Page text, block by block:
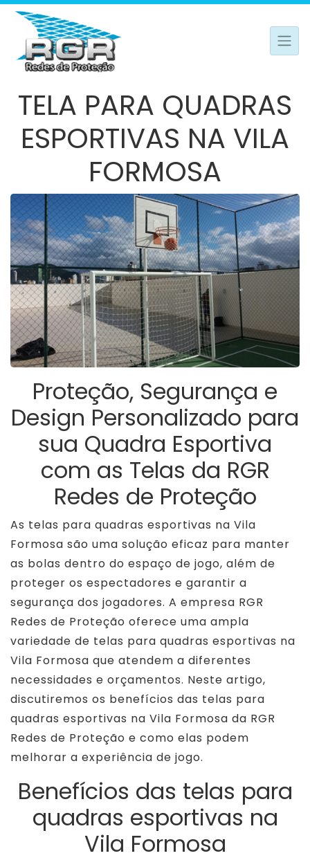
TELA PARA QUADRAS
ESPORTIVAS NA VILA
FORMOSA
Proteção, Segurança e
Design Personalizado para
sua Quadra Esportiva
com as Telas da RGR
Redes de Proteção
As telas para quadras esportivas na Vila
Formosa são uma solução eficaz para manter
as bolas dentro do espaço de jogo, além de
proteger os espectadores e garantir a
segurança dos jogadores. A empresa RGR
Redes de Proteção oferece uma ampla
variedade de telas para quadras esportivas na
Vila Formosa que atendem a diferentes
necessidades e orçamentos. Neste artigo,
discutiremos os benefícios das telas para
quadras esportivas na Vila Formosa da RGR
Redes de Proteção e como elas podem
melhorar a experiência de jogo.
Benefícios das telas para
quadras esportivas na
Vila Formosa